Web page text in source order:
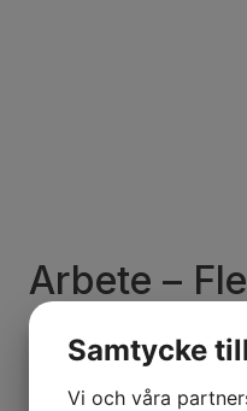
Arbete –
Samtycke
Vi och våra